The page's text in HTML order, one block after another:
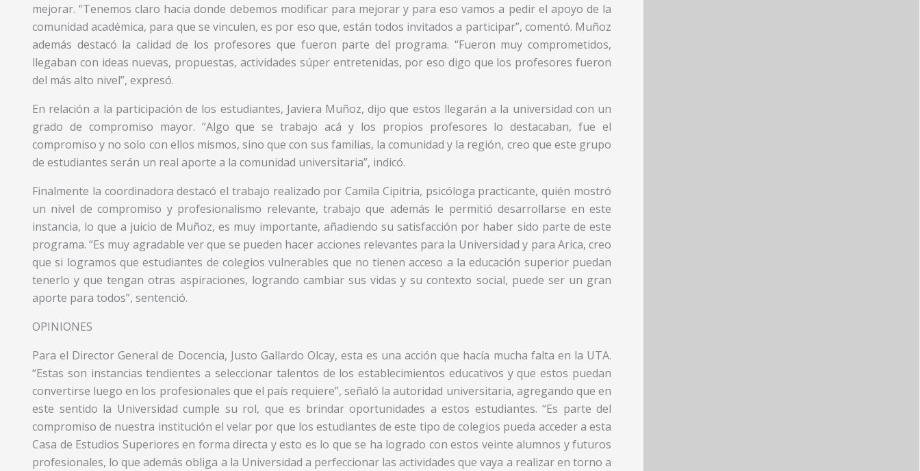
mejorar. “Tenemos claro hacia donde debemos modificar para mejorar y para eso vamos a pedir el apoyo de la
comunidad académica, para que se vinculen, es por eso que, están todos invitados a participar”, comentó. Muñoz
además destacó la calidad de los profesores que fueron parte del programa. “Fueron muy comprometidos,
llegaban con ideas nuevas, propuestas, actividades súper entretenidas, por eso digo que los profesores fueron
del más alto nivel”, expresó.
En relación a la participación de los estudiantes, Javiera Muñoz, dijo que estos llegarán a la universidad con un
grado de compromiso mayor. “Algo que se trabajo acá y los propios profesores lo destacaban, fue el
compromiso y no solo con ellos mismos, sino que con sus familias, la comunidad y la región, creo que este grupo
de estudiantes serán un real aporte a la comunidad universitaria”, indicó.
Finalmente la coordinadora destacó el trabajo realizado por Camila Cipitria, psicóloga practicante, quién mostró
un nivel de compromiso y profesionalismo relevante, trabajo que además le permitió desarrollarse en este
instancia, lo que a juicio de Muñoz, es muy importante, añadiendo su satisfacción por haber sido parte de este
programa. “Es muy agradable ver que se pueden hacer acciones relevantes para la Universidad y para Arica, creo
que si logramos que estudiantes de colegios vulnerables que no tienen acceso a la educación superior puedan
tenerlo y que tengan otras aspiraciones, logrando cambiar sus vidas y su contexto social, puede ser un gran
aporte para todos”, sentenció.
OPINIONES
Para el Director General de Docencia, Justo Gallardo Olcay, esta es una acción que hacía mucha falta en la UTA.
“Estas son instancias tendientes a seleccionar talentos de los establecimientos educativos y que estos puedan
convertirse luego en los profesionales que el país requiere”, señaló la autoridad universitaria, agregando que en
este sentido la Universidad cumple su rol, que es brindar oportunidades a estos estudiantes. “Es parte del
compromiso de nuestra institución el velar por que los estudiantes de este tipo de colegios pueda acceder a esta
Casa de Estudios Superiores en forma directa y esto es lo que se ha logrado con estos veinte alumnos y futuros
profesionales, lo que además obliga a la Universidad a perfeccionar las actividades que vaya a realizar en torno a